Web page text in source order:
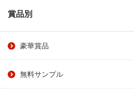
賞品別
豪華賞品
無料サンプル